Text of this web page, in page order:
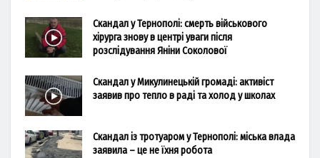
Скандал у Тернополі: смерть військового
хірурга знову в центрі уваги після
розслідування Яніни Соколової
Скандал у Микулинецькій громаді: активіст
заявив про тепло в раді та холод у школах
Скандал із тротуаром у Тернополі: міська влада
заявила – це не їхня робота